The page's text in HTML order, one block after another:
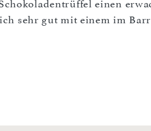
einen
sehr gut mit einem im